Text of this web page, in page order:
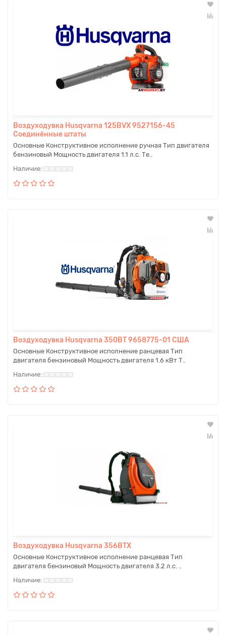
Воздуходувка Husqvarna 125BVX 9527156-45
Соединённые штаты
Основные Конструктивное исполнение ручная Тип двигателя
бензиновый Мощность двигателя 1.1 л.с. Те..
Воздуходувка Husqvarna 350BТ 9658775-01 США
Основные Конструктивное исполнение ранцевая Тип
двигателя бензиновый Мощность двигателя 1.6 кВт Т..
Воздуходувка Husqvarna 356BТX
Основные Конструктивное исполнение ранцевая Тип
двигателя бензиновый Мощность двигателя 3.2 л.с. ..